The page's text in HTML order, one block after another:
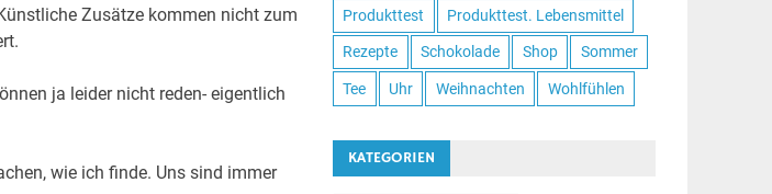
Zusätze kommen nicht zum
ja leider nicht reden- eigentlich
wie ich finde. Uns sind immer
Produkttest Produkttest. Lebensmittel
Rezepte Schokolade Shop Sommer
Tee Uhr Weihnachten Wohlfühlen
KATEGORIEN